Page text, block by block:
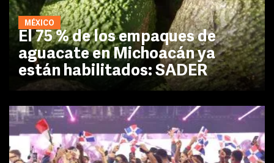
MÉXICO
El 75 % de los empaques de
aguacate en Michoacán ya
están habilitados: SADER